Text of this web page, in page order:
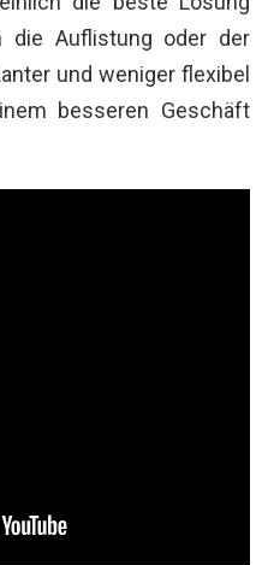
die Auflistung oder der
und weniger flexibel
besseren Geschäft